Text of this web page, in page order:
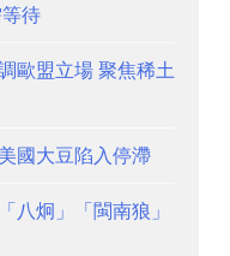
待
歐盟立場 聚焦稀土
國大豆陷入停滯
八炯」「閩南狼」